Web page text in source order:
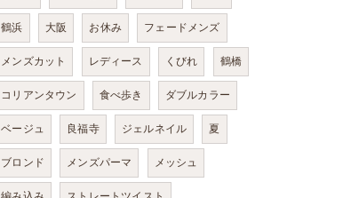
鶴浜 大阪 お休み フェードメンズ
メンズカット レディース くびれ 鶴橋
コリアンタウン 食べ歩き ダブルカラー
ベージュ 良福寺 ジェルネイル 夏
ブロンド メンズパーマ メッシュ